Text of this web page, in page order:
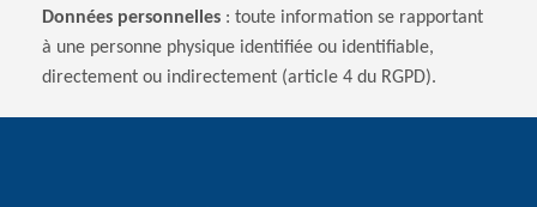
Données personnelles : toute information se rapportant
à une personne physique identifiée ou identifiable,
directement ou indirectement (article 4 du RGPD).